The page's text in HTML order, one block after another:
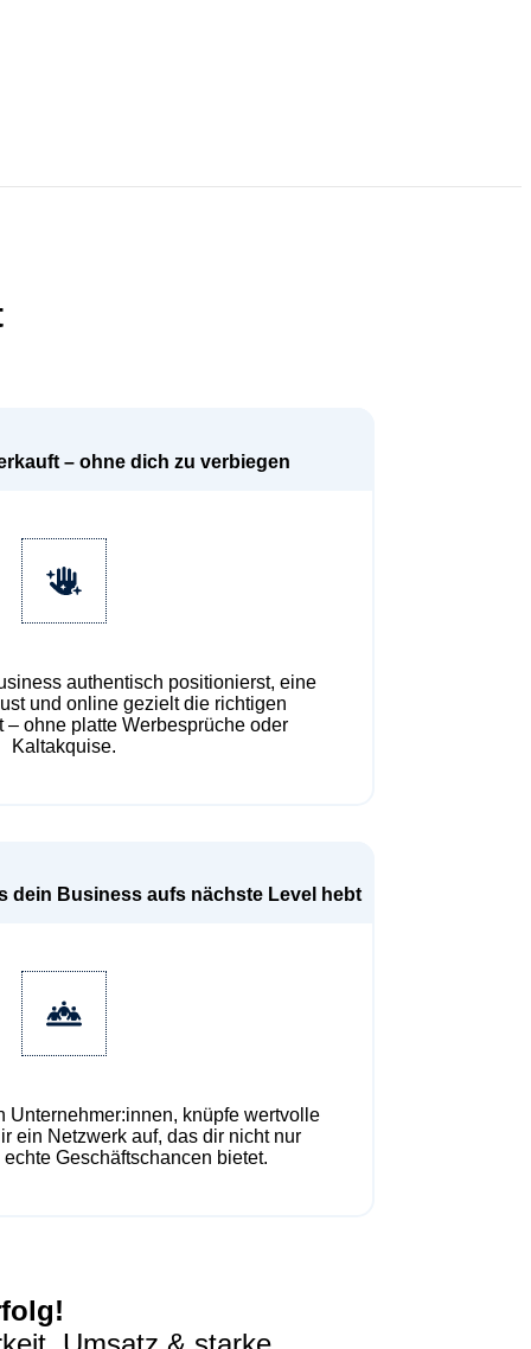
– ohne dich zu verbiegen
authentisch positionierst, eine
und online gezielt die richtigen
– ohne platte Werbesprüche oder
Kaltakquise.
dein Business aufs nächste Level hebt
Unternehmer:innen, knüpfe wertvolle
ein Netzwerk auf, das dir nicht nur
Geschäftschancen bietet.